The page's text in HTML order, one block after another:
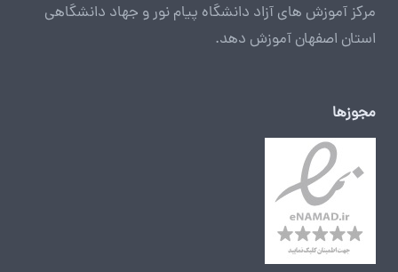
مرکز آموزش های آزاد دانشگاه پیام نور و جهاد دانشگاهی
استان اصفهان آموزش دهد.
مجوزها